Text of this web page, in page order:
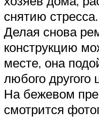
снятию стресса.
Делая снова
конструкцию
месте, она
любого другого
На бежевом
смотрится